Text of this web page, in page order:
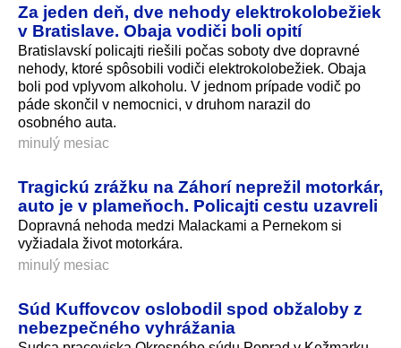
Za jeden deň, dve nehody elektrokolobežiek
v Bratislave. Obaja vodiči boli opití
Bratislavskí policajti riešili počas soboty dve dopravné
nehody, ktoré spôsobili vodiči elektrokolobežiek. Obaja
boli pod vplyvom alkoholu. V jednom prípade vodič po
páde skončil v nemocnici, v druhom narazil do
osobného auta.
minulý mesiac
Tragickú zrážku na Záhorí neprežil motorkár,
auto je v plameňoch. Policajti cestu uzavreli
Dopravná nehoda medzi Malackami a Pernekom si
vyžiadala život motorkára.
minulý mesiac
Súd Kuffovcov oslobodil spod obžaloby z
nebezpečného vyhrážania